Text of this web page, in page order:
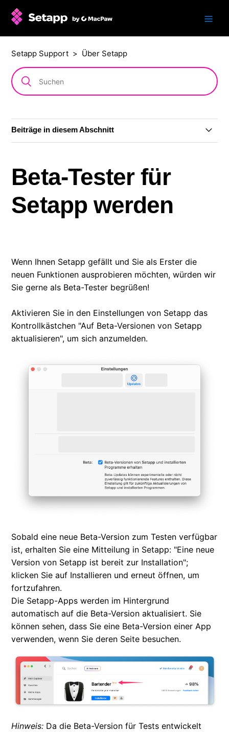
Setapp Support Über Setapp
Beiträge in diesem Abschnitt
Systemanforderungen von Setapp
Ist Setapp im App Store erhältlich?
Apps, die nicht mehr in Setapp enthalten sind
Beta-Tester für Setapp werden
Setapp-Empfehlungsprogramm
Beta-Tester für
Setapp werden
Wenn Ihnen Setapp gefällt und Sie als Erster die
neuen Funktionen ausprobieren möchten, würden wir
Sie gerne als Beta-Tester begrüßen!
Aktivieren Sie in den Einstellungen von Setapp das
Kontrollkästchen "Auf Beta-Versionen von Setapp
aktualisieren", um sich anzumelden.
Sobald eine neue Beta-Version zum Testen verfügbar
ist, erhalten Sie eine Mitteilung in Setapp: "Eine neue
Version von Setapp ist bereit zur Installation";
klicken Sie auf Installieren und erneut öffnen, um
fortzufahren.
Die Setapp-Apps werden im Hintergrund
automatisch auf die Beta-Version aktualisiert. Sie
können sehen, dass Sie eine Beta-Version einer App
verwenden, wenn Sie deren Seite besuchen.
Hinweis: Da die Beta-Version für Tests entwickelt